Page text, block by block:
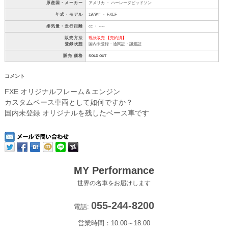
原産国・メーカー アメリカ ・ ハーレーダビッドソン
年式・モデル 1979年 ・ FXEF
排気量・走行距離 cc ・ ----
販売方法
登録状態
現状販売 【売約済】
国内未登録・通関証・譲渡証
販売 価格 SOLD OUT
コメント
FXE オリジナルフレーム＆エンジン
カスタムベース車両として如何ですか？
国内未登録 オリジナルを残したベース車です
MY Performance
世界の名車をお届けします
電話: 055-244-8200
営業時間：10:00～18:00